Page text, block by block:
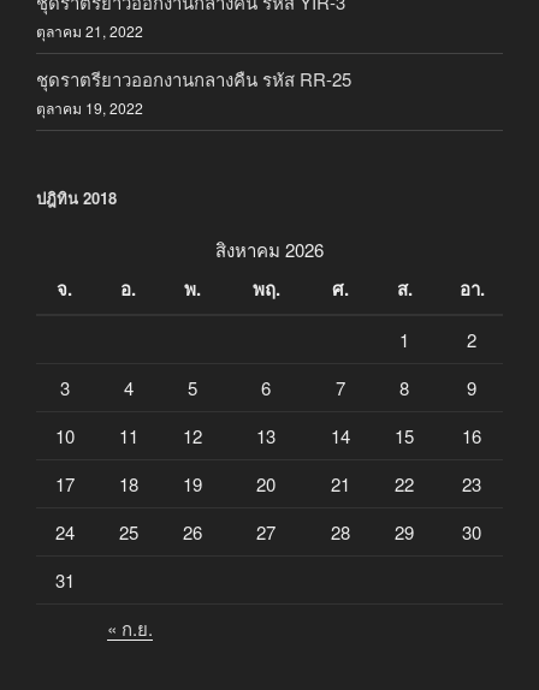
ตุลาคม 21, 2022
ชุดราตรียาวออกงานกลางคืน รหัส RR-25
ตุลาคม 19, 2022
ปฎิทิน 2018
สิงหาคม 2026
จ. อ. พ. พฤ. ศ. ส. อา.
1
2
3
4 5 6 7 8
9
10
11 12 13 14 15
16
17
18 19 20 21 22
23
24
25 26 27 28 29
30
31
« ก.ย.